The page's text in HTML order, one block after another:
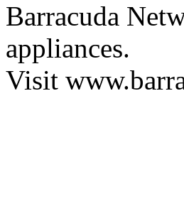
Barracuda
appliances.
Visit